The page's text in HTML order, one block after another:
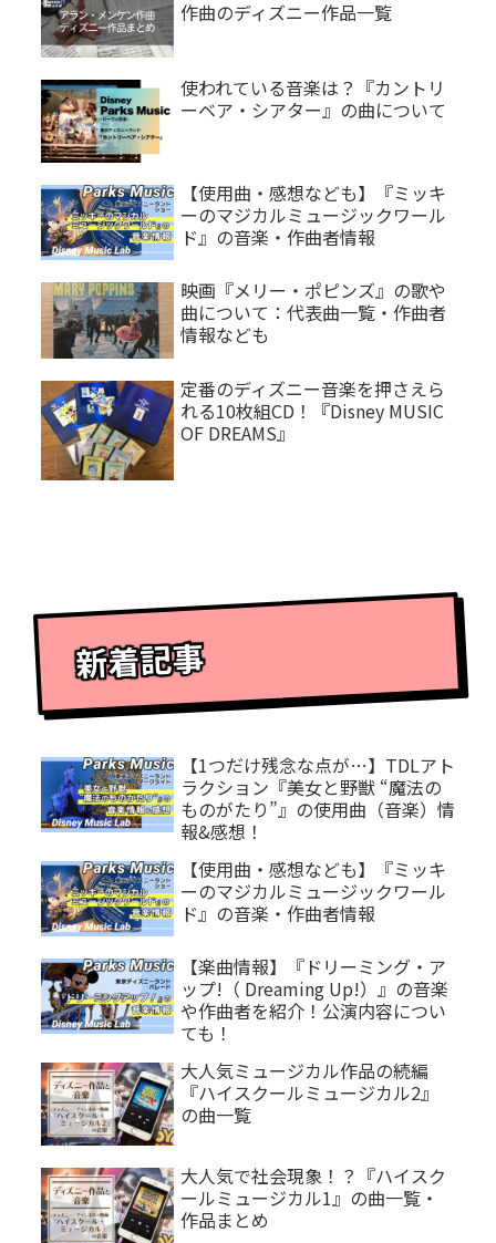
作曲のディズニー作品一覧
使われている音楽は？『カントリ
ーベア・シアター』の曲について
【使用曲・感想なども】『ミッキ
ーのマジカルミュージックワール
ド』の音楽・作曲者情報
映画『メリー・ポピンズ』の歌や
曲について：代表曲一覧・作曲者
情報なども
定番のディズニー音楽を押さえら
れる10枚組CD！『Disney MUSIC
OF DREAMS』
新着記事
【1つだけ残念な点が…】TDLアト
ラクション『美女と野獣 “魔法の
ものがたり”』の使用曲（音楽）情
報&感想！
【使用曲・感想なども】『ミッキ
ーのマジカルミュージックワール
ド』の音楽・作曲者情報
【楽曲情報】『ドリーミング・ア
ップ!（ Dreaming Up!）』の音楽
や作曲者を紹介！公演内容につい
ても！
大人気ミュージカル作品の続編
『ハイスクールミュージカル2』
の曲一覧
大人気で社会現象！？『ハイスク
ールミュージカル1』の曲一覧・
作品まとめ